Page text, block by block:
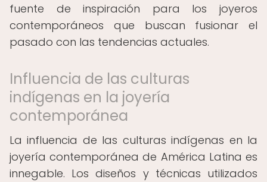
fuente de inspiración para los joyeros
contemporáneos que buscan fusionar el
pasado con las tendencias actuales.
Influencia de las culturas
indígenas en la joyería
contemporánea
La influencia de las culturas indígenas en la
joyería contemporánea de América Latina es
innegable. Los diseños y técnicas utilizados